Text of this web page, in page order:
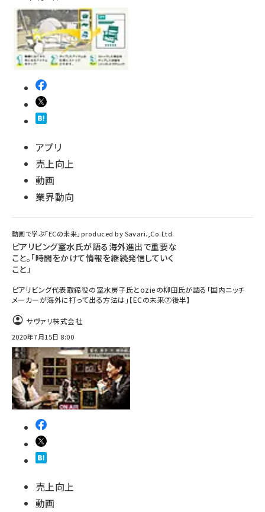
アプリ
売上向上
動画
業界動向
動画で学ぶ「ECの未来」produced by Savari.,Co.Ltd.
ピアリビング室水氏が語る海外進出で重要な
こと。「時間をかけて情報を継続発信していく
こと」
ピアリビング代表取締役の室水房子氏とozieの柳田氏が語る「国内ニッチ
メーカーが海外に打って出る方法は」【ECの未来⑦後半】
サヴァリ株式会社
2020年7月15日 8:00
売上向上
動画